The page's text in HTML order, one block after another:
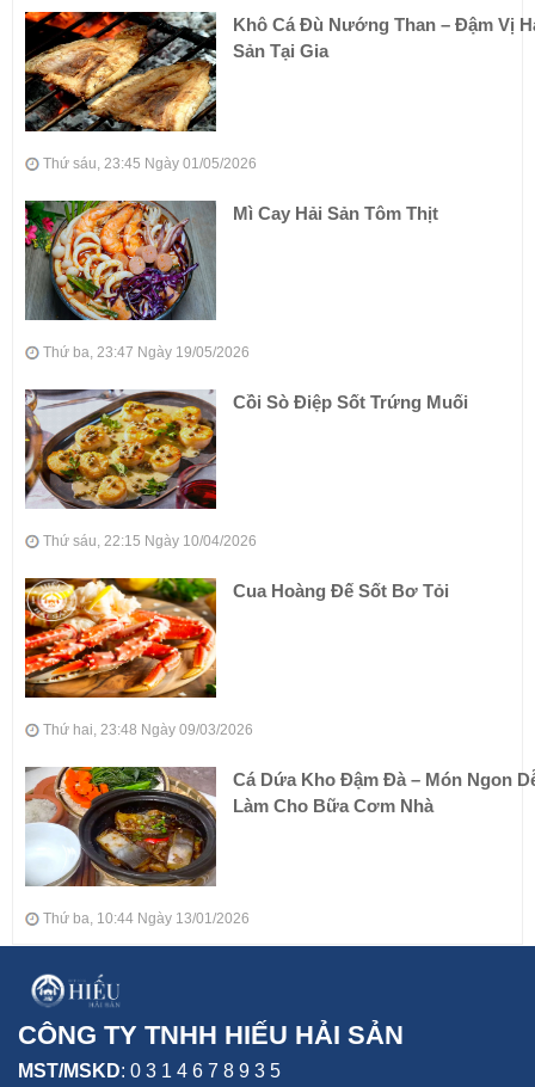
Khô Cá Đù Nướng Than – Đậm Vị
Sản Tại Gia
Thứ sáu, 23:45 Ngày 01/05/2026
Mì Cay Hải Sản Tôm Thịt
Thứ ba, 23:47 Ngày 19/05/2026
Cồi Sò Điệp Sốt Trứng Muối
Thứ sáu, 22:15 Ngày 10/04/2026
Cua Hoàng Đế Sốt Bơ Tỏi
Thứ hai, 23:48 Ngày 09/03/2026
Cá Dứa Kho Đậm Đà – Món Ngon
Làm Cho Bữa Cơm Nhà
Thứ ba, 10:44 Ngày 13/01/2026
CÔNG TY TNHH HIẾU HẢI SẢN
MST/MSKD: 0 3 1 4 6 7 8 9 3 5